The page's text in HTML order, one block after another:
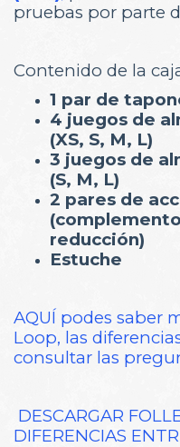
pruebas por parte
Contenido de la
1 par de
4 juegos de
(XS, S, M, L)
3 juegos de
(S, M, L)
2 pares de
reducción)
Estuche
AQUÍ podes saber
Loop, las
consultar las
DESCARGAR
DIFERENCIAS